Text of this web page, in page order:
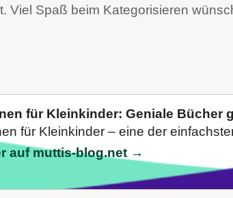
Viel Spaß beim Kategorisieren
für Kleinkinder: Geniale Bücher
für Kleinkinder – eine der
auf muttis-blog.net →